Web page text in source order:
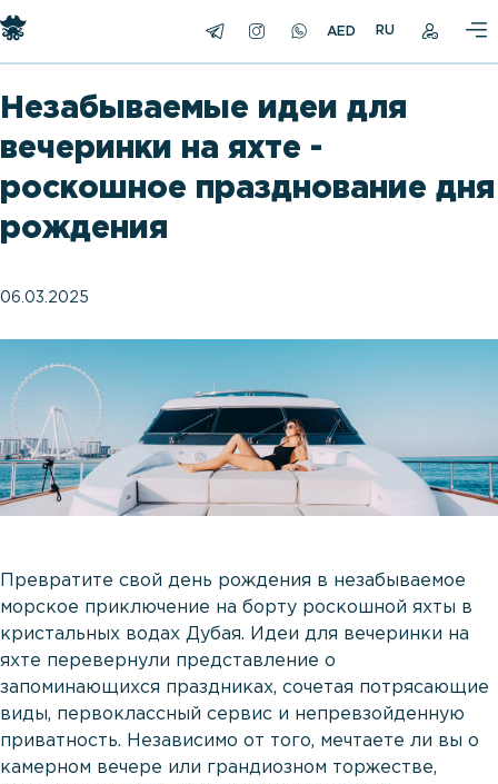
RU
Незабываемые идеи для
вечеринки на яхте -
роскошное празднование дня
рождения
06.03.2025
Превратите свой день рождения в незабываемое
морское приключение на борту роскошной яхты в
кристальных водах Дубая. Идеи для вечеринки на
яхте перевернули представление о
запоминающихся праздниках, сочетая потрясающие
виды, первоклассный сервис и непревзойденную
приватность. Независимо от того, мечтаете ли вы о
камерном вечере или грандиозном торжестве,